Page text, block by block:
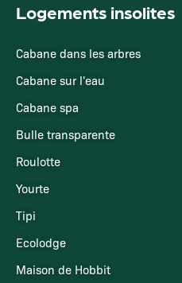
Logements insolites
Cabane dans les arbres
Cabane sur l'eau
Cabane spa
Bulle transparente
Roulotte
Yourte
Tipi
Ecolodge
Maison de Hobbit